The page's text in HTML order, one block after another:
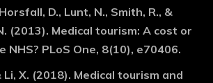
D., Lunt, N., Smith, R., &
(2013). Medical tourism: A cost or
PLoS One, 8(10), e70406.
Li, X. (2018). Medical tourism and